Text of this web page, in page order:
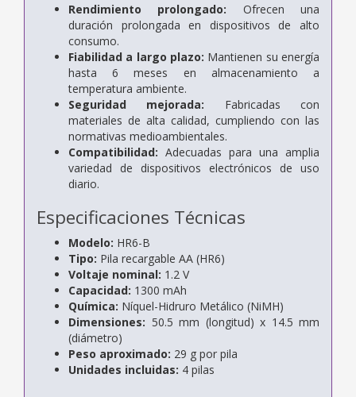
Rendimiento prolongado: Ofrecen una
duración prolongada en dispositivos de alto
consumo.
Fiabilidad a largo plazo: Mantienen su energía
hasta 6 meses en almacenamiento a
temperatura ambiente.
Seguridad mejorada: Fabricadas con
materiales de alta calidad, cumpliendo con las
normativas medioambientales.
Compatibilidad: Adecuadas para una amplia
variedad de dispositivos electrónicos de uso
diario.
Especificaciones Técnicas
Modelo: HR6-B
Tipo: Pila recargable AA (HR6)
Voltaje nominal: 1.2 V
Capacidad: 1300 mAh
Química: Níquel-Hidruro Metálico (NiMH)
Dimensiones: 50.5 mm (longitud) x 14.5 mm
(diámetro)
Peso aproximado: 29 g por pila
Unidades incluidas: 4 pilas